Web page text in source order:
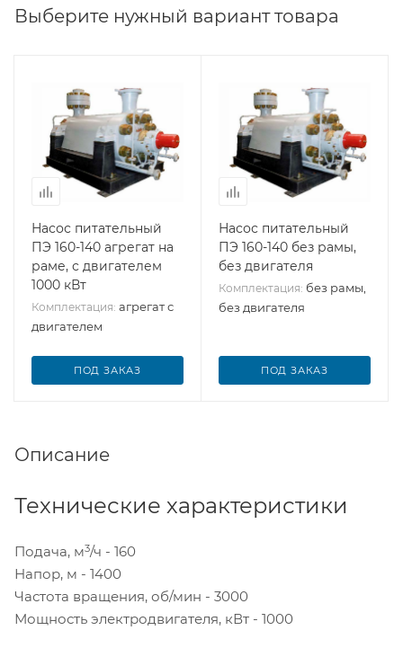
Выберите нужный вариант товара
Насос питательный
ПЭ 160-140 агрегат на
раме, с двигателем
1000 кВт
Комплектация: агрегат с
двигателем
ПОД ЗАКАЗ
Насос питательный
ПЭ 160-140 без рамы,
без двигателя
Комплектация: без рамы,
без двигателя
ПОД ЗАКАЗ
Описание
Технические характеристики
Подача, м3/ч - 160
Напор, м - 1400
Частота вращения, об/мин - 3000
Мощность электродвигателя, кВт - 1000